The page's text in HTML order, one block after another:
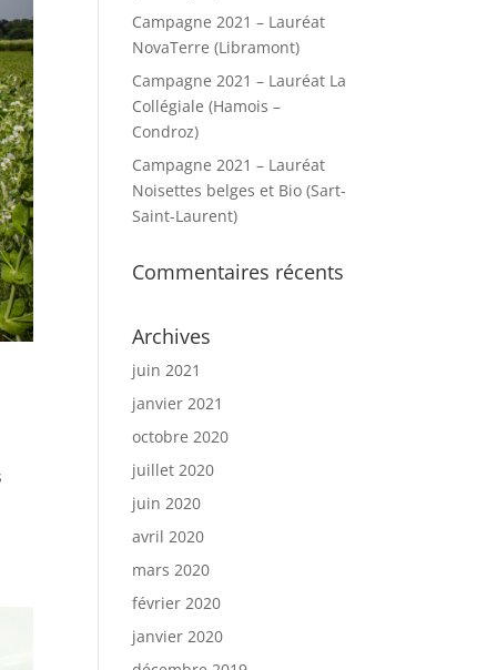
Campagne 2021 – Lauréat
NovaTerre (Libramont)
Campagne 2021 – Lauréat La
Collégiale (Hamois –
Condroz)
Campagne 2021 – Lauréat
Noisettes belges et Bio (Sart-
Saint-Laurent)
Commentaires récents
Archives
juin 2021
janvier 2021
octobre 2020
juillet 2020
juin 2020
avril 2020
mars 2020
février 2020
janvier 2020